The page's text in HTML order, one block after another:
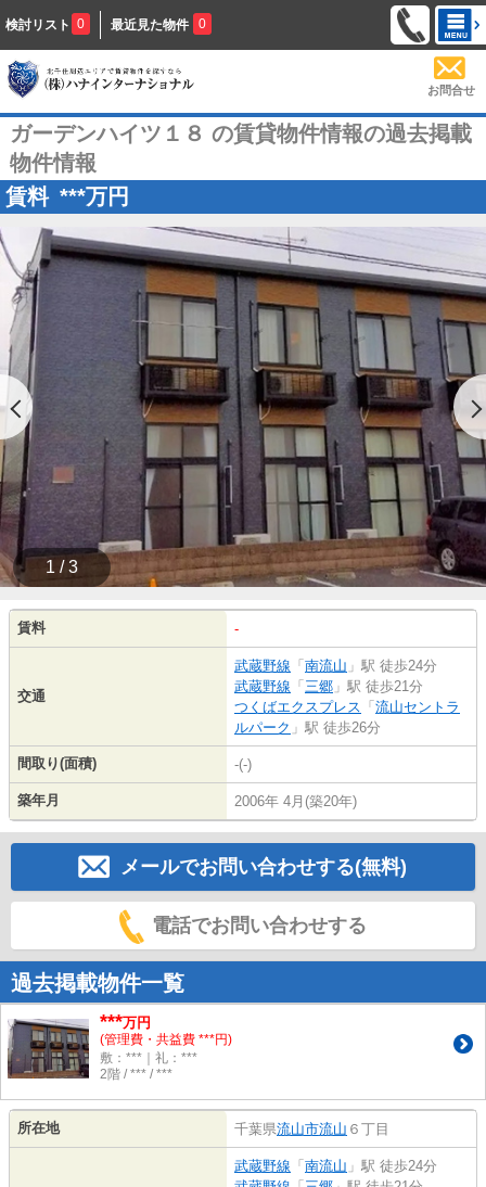
検討リスト 0 最近見た物件 0
お問合せ
ガーデンハイツ１８ の賃貸物件情報の過去掲載
物件情報
賃料 ***万円
1 / 3
賃料 -
交通
武蔵野線 「南流山 」駅 徒歩24分
武蔵野線 「三郷 」駅 徒歩21分
つくばエクスプレス 「流山セントラ
ルパーク 」駅 徒歩26分
間取り(面積) -(-)
築年月 2006年 4月(築20年)
メールでお問い合わせする(無料)
電話でお問い合わせする
過去掲載物件一覧
***万円
(管理費・共益費 ***円)
敷：***｜礼：***
2階 / *** / ***
所在地 千葉県流山市流山 ６丁目
武蔵野線 「南流山 」駅 徒歩24分